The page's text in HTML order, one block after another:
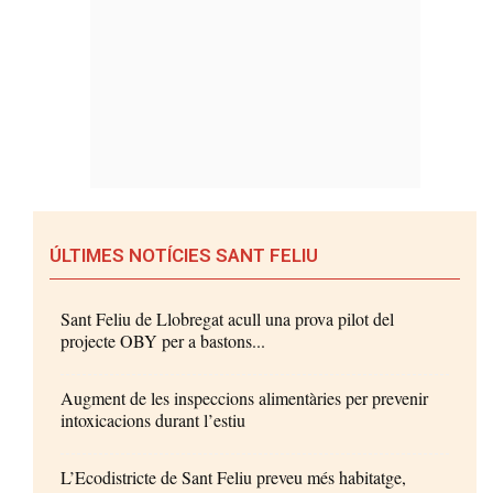
ÚLTIMES NOTÍCIES SANT FELIU
Sant Feliu de Llobregat acull una prova pilot del
projecte OBY per a bastons...
Augment de les inspeccions alimentàries per prevenir
intoxicacions durant l’estiu
L’Ecodistricte de Sant Feliu preveu més habitatge,